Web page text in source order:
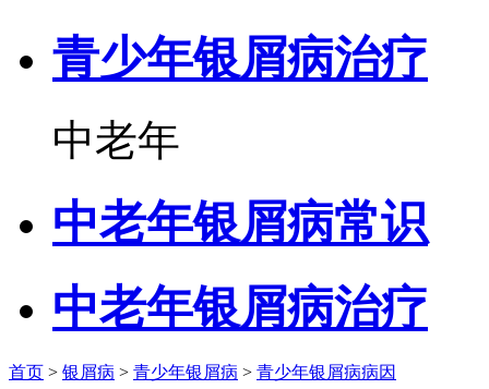
青少年银屑病治疗
中老年
中老年银屑病常识
中老年银屑病治疗
首页 > 银屑病 > 青少年银屑病 > 青少年银屑病病因